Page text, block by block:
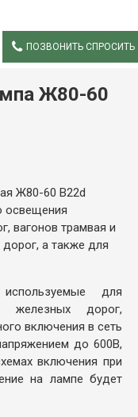
ПОЗВОНИТЬ СПРОСИТЬ
Ж80-60
Ж80-60 В22d
освещения
вагонов трамвая и
а также для
для
железных дорог,
включения в сеть
до 600В,
включения при
на лампе будет